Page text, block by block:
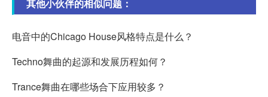
其他小伙伴的相似问题：
电音中的Chicago House风格特点是什么？
Techno舞曲的起源和发展历程如何？
Trance舞曲在哪些场合下应用较多？